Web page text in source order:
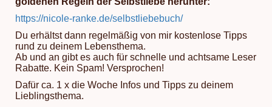
https://nicole-ranke.de/selbstliebebuch/
Du erhältst dann regelmäßig von mir kostenlose Tipps
rund zu deinem Lebensthema.
Ab und an gibt es auch für schnelle und achtsame Leser
Rabatte. Kein Spam! Versprochen!
Dafür ca. 1 x die Woche Infos und Tipps zu deinem
Lieblingsthema.